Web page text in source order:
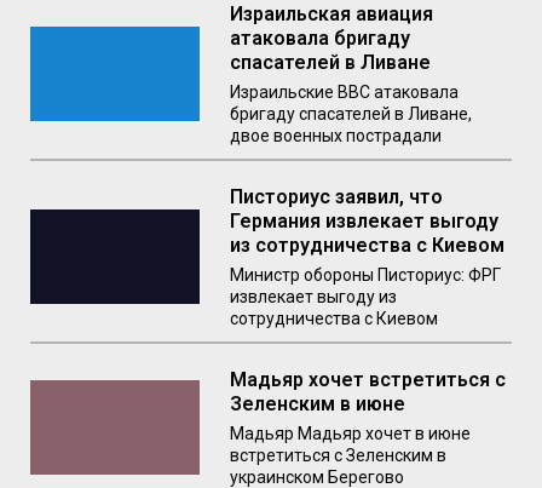
Израильская авиация
атаковала бригаду
спасателей в Ливане
Израильские ВВС атаковала
бригаду спасателей в Ливане,
двое военных пострадали
Писториус заявил, что
Германия извлекает выгоду
из сотрудничества с Киевом
Министр обороны Писториус: ФРГ
извлекает выгоду из
сотрудничества с Киевом
Мадьяр хочет встретиться с
Зеленским в июне
Мадьяр Мадьяр хочет в июне
встретиться с Зеленским в
украинском Берегово